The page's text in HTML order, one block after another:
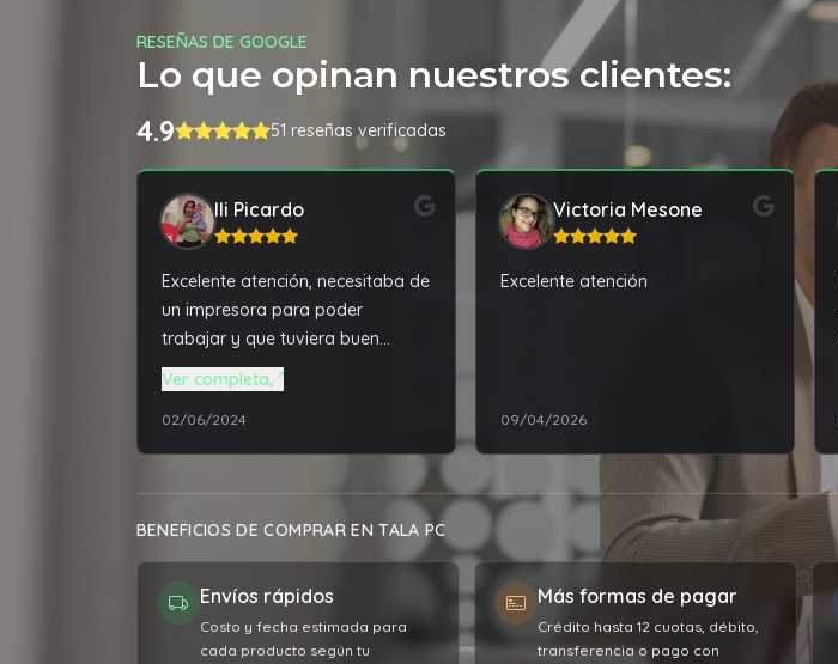
RESEÑAS DE GOOGLE
Lo que opinan nuestros clientes:
4.9 51 reseñas verificadas
Ili Picardo
Excelente atención, necesitaba de
un impresora para poder
trabajar y que tuviera buen
funcionamiento, Tala PC me dio
la mejor solución a un precio
super accesible. Además de
solucionarme todos los
computadora que ya tiene varios
años, super recomendable el
servicio.
Ver completa
02/06/2024
Victoria Mesone
Excelente atención
09/04/2026
BENEFICIOS DE COMPRAR EN TALA PC
Envíos rápidos
Costo y fecha estimada para
cada producto según tu
Más formas de pagar
Crédito hasta 12 cuotas, débito,
transferencia o pago con